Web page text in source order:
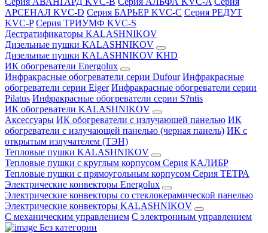
АРСЕНАЛ KVC-D Серия БАРЬЕР KVC-C Серия РЕДУТ
KVC-P Серия ТРИУМФ KVC-S
Дестратификаторы KALASHNIKOV
Дизельные пушки KALASHNIKOV
Дизельные пушки KALASHNIKOV KHD
ИК обогреватели Energolux
Инфракрасные обогреватели серии Dufour Инфракрасные
обогреватели серии Eiger Инфракрасные обогреватели серии
Pilatus Инфракрасные обогреватели серии S?ntis
ИК обогреватели KALASHNIKOV
Аксессуары ИК обогреватели с излучающей панелью ИК
обогреватели с излучающей панелью (черная панель) ИК с
открытым излучателем (ТЭН)
Тепловые пушки KALASHNIKOV
Тепловые пушки с круглым корпусом Серия КАЛИБР
Тепловые пушки с прямоугольным корпусом Серия ТЕТРА
Электрические конвекторы Energolux
Электрические конвекторы со стеклокерамической панелью
Электрические конвекторы KALASHNIKOV
С механическим управлением С электронным управлением
Без категории